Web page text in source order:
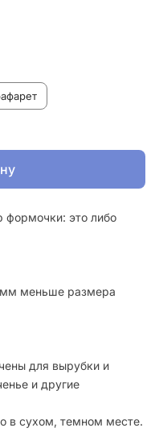
это либо
мм меньше размера
для вырубки и
и другие
в сухом, темном месте.